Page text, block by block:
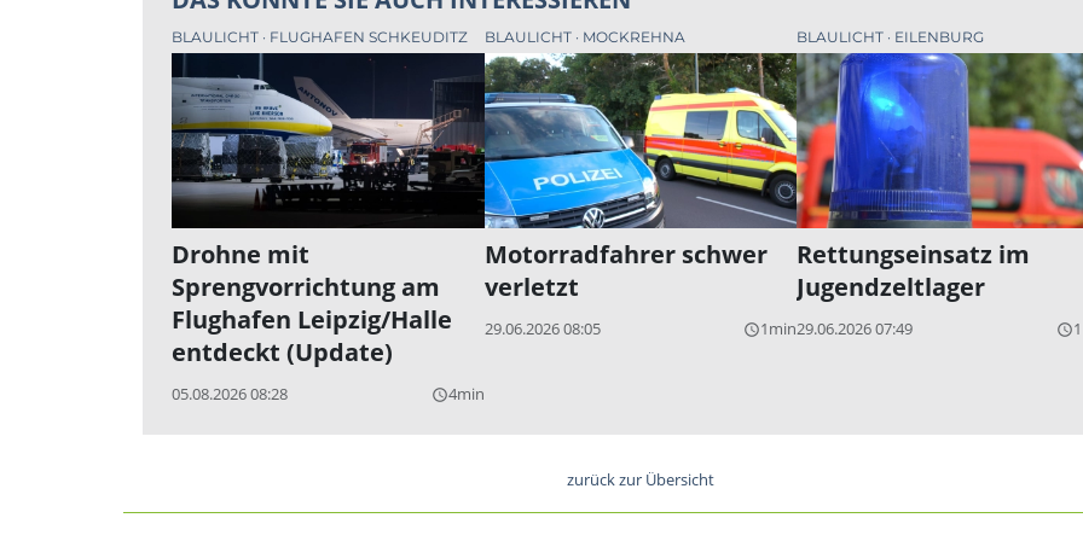
BLAULICHT FLUGHAFEN SCHKEUDITZ
Drohne mit
Sprengvorrichtung am
Flughafen Leipzig/Halle
entdeckt (Update)
05.08.2026 08:28 query_builder4min
BLAULICHT MOCKREHNA
Motorradfahrer schwer
verletzt
29.06.2026 08:05 query_builder1min
BLAULICHT EILENBURG
Rettungseinsatz im
Jugendzeltlager
29.06.2026 07:49 query_builder
zurück zur Übersicht